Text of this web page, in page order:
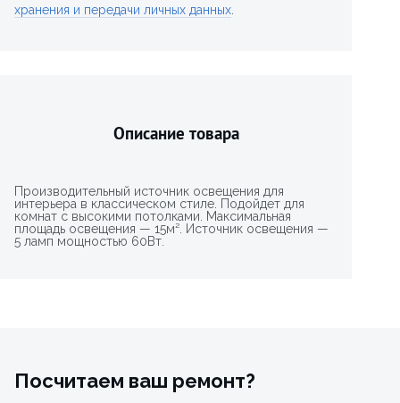
хранения и передачи личных данных
Описание товара
Производительный источник освещения для
интерьера в классическом стиле. Подойдет для
комнат с высокими потолками. Максимальная
площадь освещения — 15м². Источник освещения —
5 ламп мощностью 60Вт.
Посчитаем ваш ремонт?